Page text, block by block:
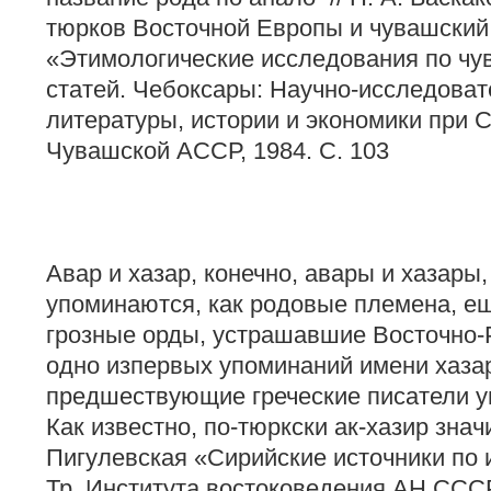
тюрков Восточной Европы и
«Этимологические исследования по
статей. Чебоксары: Научно-
литературы, истории и экономики при
Чувашской АССР, 1984. С. 103
Авар и хазар, конечно, авары и
упоминаются, как родовые племена,
грозные орды, устрашавшие
одно изпервых упоминаний имени
предшествующие греческие писатели
Как известно, по-тюркски ак-хазир
Пигулевская «Сирийские источники